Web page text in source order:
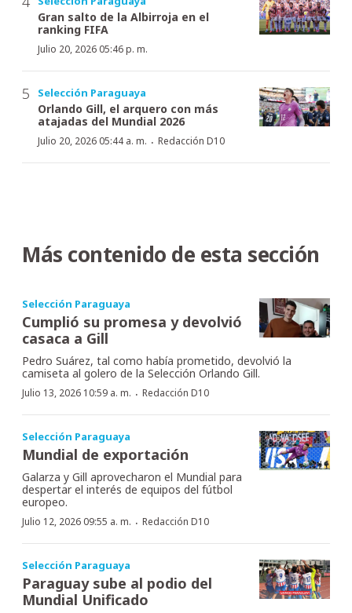
Gran salto de la Albirroja en el
ranking FIFA
Julio 20, 2026 05:46 p. m.
Selección Paraguaya
Orlando Gill, el arquero con más
atajadas del Mundial 2026
Julio 20, 2026 05:44 a. m. · Redacción D10
Más contenido de esta sección
Selección Paraguaya
Cumplió su promesa y devolvió
casaca a Gill
Pedro Suárez, tal como había prometido, devolvió la
camiseta al golero de la Selección Orlando Gill.
Julio 13, 2026 10:59 a. m. · Redacción D10
Selección Paraguaya
Mundial de exportación
Galarza y Gill aprovecharon el Mundial para
despertar el interés de equipos del fútbol
europeo.
Julio 12, 2026 09:55 a. m. · Redacción D10
Selección Paraguaya
Paraguay sube al podio del
Mundial Unificado